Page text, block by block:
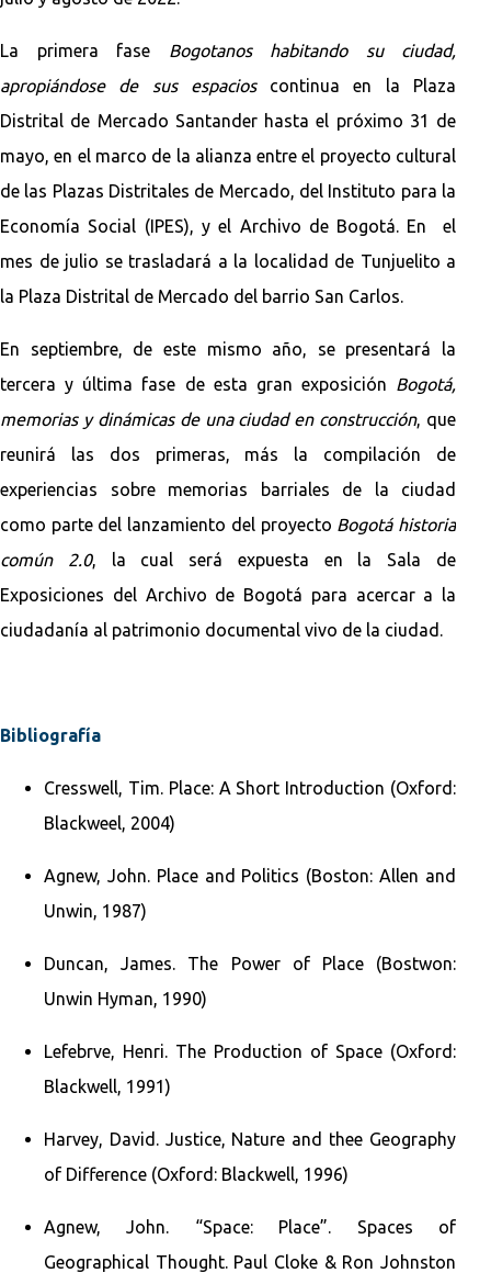
La primera fase Bogotanos habitando su ciudad,
apropiándose de sus espacioscontinua en la Plaza
Distrital de Mercado Santander hasta el próximo 31 de
mayo, en el marco de la alianza entre el proyecto cultural
de las Plazas Distritales de Mercado, del Instituto para la
Economía Social (IPES), y el Archivo de Bogotá. En el
mes de julio se trasladará a la localidad de Tunjuelito a
la Plaza Distrital de Mercado del barrio San Carlos.
En septiembre, de este mismo año, se presentará la
tercera y última fase de esta gran exposición Bogotá,
memorias y dinámicas de una ciudad en construcción, que
reunirá las dos primeras, más la compilación de
experiencias sobre memorias barriales de la ciudad
como parte del lanzamiento del proyecto Bogotá historia
común 2.0, la cual será expuesta en la Sala de
Exposiciones del Archivo de Bogotá para acercar a la
ciudadanía al patrimonio documental vivo de la ciudad.
Bibliografía
Cresswell, Tim. Place: A Short Introduction (Oxford:
Blackweel, 2004)
Agnew, John. Place and Politics (Boston: Allen and
Unwin, 1987)
Duncan, James. The Power of Place (Bostwon:
Unwin Hyman, 1990)
Lefebrve, Henri. The Production of Space (Oxford:
Blackwell, 1991)
Harvey, David. Justice, Nature and thee Geography
of Difference (Oxford: Blackwell, 1996)
Agnew, John. “Space: Place”. Spaces of
Geographical Thought. Paul Cloke & Ron Johnston